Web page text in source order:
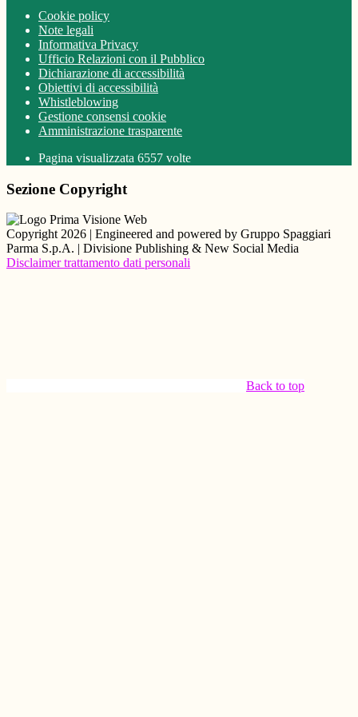
Cookie policy
Note legali
Informativa Privacy
Ufficio Relazioni con il Pubblico
Dichiarazione di accessibilità
Obiettivi di accessibilità
Whistleblowing
Gestione consensi cookie
Amministrazione trasparente
Pagina visualizzata 6557 volte
Sezione Copyright
Copyright 2026 | Engineered and powered by Gruppo Spaggiari
Parma S.p.A. | Divisione Publishing & New Social Media
Disclaimer trattamento dati personali
Back to top